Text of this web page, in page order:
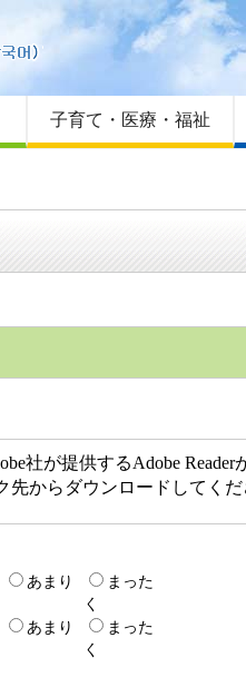
はじめての方へ
Foreign language
サイトマップ
子育て・医療・福祉
社が提供するAdobe Reader
先からダウンロードしてくだ
あまり
まった
く
あまり
まった
く